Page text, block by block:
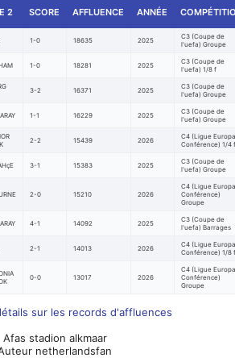
2 SCORE AFFLUENCE ANNÉE
1-0 18635 2025
C3 (Coupe de
l'uefa) Groupe
1-0 18281 2025
C3 (Coupe de
l'uefa) 1/8 f
3-2 16371 2025
C3 (Coupe de
l'uefa) Groupe
1-1 16229 2025
C3 (Coupe de
l'uefa) Groupe
2-2 15439 2026
C4 (Ligue Europa
Conférence) 1/4 f
3-1 15383 2025
C3 (Coupe de
l'uefa) Groupe
2-0 15210 2026
C4 (Ligue Europa
Conférence)
Groupe
4-1 14092 2025
C3 (Coupe de
l'uefa) Barrages
2-1 14013 2026
C4 (Ligue Europa
Conférence) 1/8 f
0-0 13017 2026
C4 (Ligue Europa
Conférence)
Groupe
sur les records d'affluences
Afas stadion alkmaar
netherlandsfan